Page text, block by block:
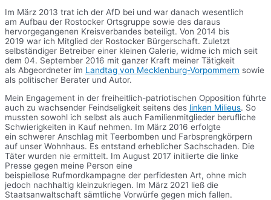
Im März 2013 trat ich der AfD bei und war danach wesentlich
am Aufbau der Rostocker Ortsgruppe sowie des daraus
hervorgegangenen Kreisverbandes beteiligt. Von 2014 bis
2019 war ich Mitglied der Rostocker Bürgerschaft. Zuletzt
selbständiger Betreiber einer kleinen Galerie, widme ich mich seit
dem 04. September 2016 mit ganzer Kraft meiner Tätigkeit
als Abgeordneter im Landtag von Mecklenburg-Vorpommern sowie
als politischer Berater und Autor.
Mein Engagement in der freiheitlich-patriotischen Opposition führte
auch zu wachsender Feindseligkeit seitens des linken Milieus. So
mussten sowohl ich selbst als auch Familienmitglieder berufliche
Schwierigkeiten in Kauf nehmen. Im März 2016 erfolgte
ein schwerer Anschlag mit Teerbomben und Farbsprengkörpern
auf unser Wohnhaus. Es entstand erheblicher Sachschaden. Die
Täter wurden nie ermittelt. Im August 2017 initiierte die linke
Presse gegen meine Person eine
beispiellose Rufmordkampagne der perfidesten Art, ohne mich
jedoch nachhaltig kleinzukriegen. Im März 2021 ließ die
Staatsanwaltschaft sämtliche Vorwürfe gegen mich fallen.